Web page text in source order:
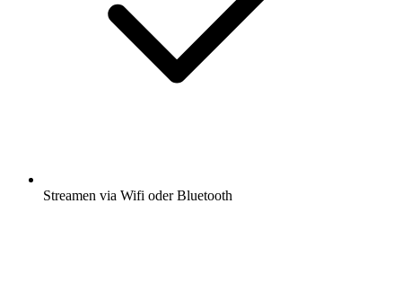
Streamen via Wifi oder Bluetooth